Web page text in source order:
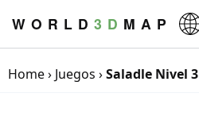
W O R L D 3 D M A P
Home› Juegos ›Saladle Nivel 3